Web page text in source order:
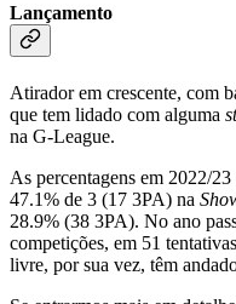
Lançamento
Atirador em crescente, com
que tem lidado com alguma
na G-League.
As percentagens em 2022/
47.1% de 3 (17 3PA) na
28.9% (38 3PA). No ano
competições, em 51
livre, por sua vez, têm